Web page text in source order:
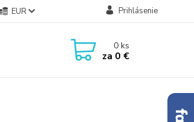
EUR Prihlásenie
0ks
za 0 €